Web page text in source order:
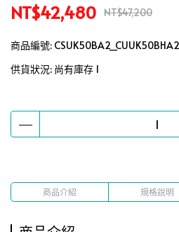
NT$42,480 NT$47,200
商品編號: CSUK50BA2_CUUK50BHA2
供貨狀況: 尚有庫存 1
商品介紹 規格說明